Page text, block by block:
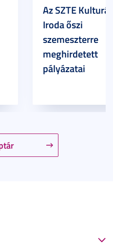
Az SZTE
Iroda őszi
szemeszterre
meghirdetett
pályázatai